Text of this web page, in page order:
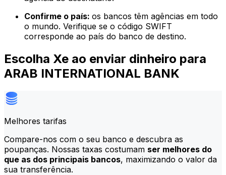
Confirme o país: os bancos têm agências em todo
o mundo. Verifique se o código SWIFT
corresponde ao país do banco de destino.
Escolha Xe ao enviar dinheiro para
ARAB INTERNATIONAL BANK
Melhores tarifas
Compare-nos com o seu banco e descubra as
poupanças. Nossas taxas costumam ser melhores do
que as dos principais bancos, maximizando o valor da
sua transferência.